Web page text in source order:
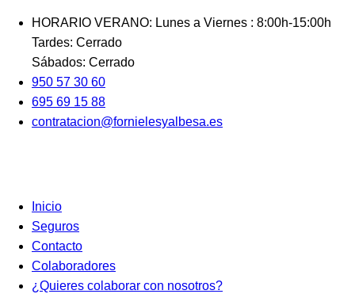
contenido
HORARIO VERANO: Lunes a Viernes : 8:00h-15:00h
Tardes: Cerrado
Sábados: Cerrado
950 57 30 60
695 69 15 88
contratacion@fornielesyalbesa.es
Inicio
Seguros
Contacto
Colaboradores
¿Quieres colaborar con nosotros?